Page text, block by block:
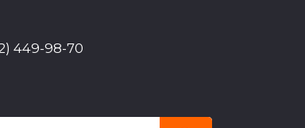
449-98-70